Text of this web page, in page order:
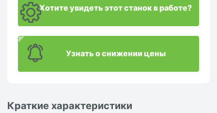
Краткие характеристики
Хотите увидеть этот станок в работе?
Узнать о снижении цены